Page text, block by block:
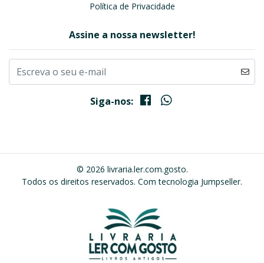
Política de Privacidade
Assine a nossa newsletter!
Siga-nos:
© 2026 livraria.ler.com.gosto.
Todos os direitos reservados. Com tecnologia Jumpseller.